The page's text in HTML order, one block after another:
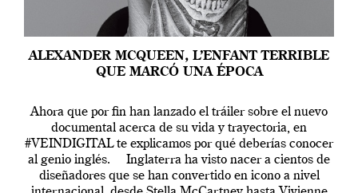
ALEXANDER MCQUEEN, L’ENFANT TERRIBLE
QUE MARCÓ UNA ÉPOCA
Ahora que por fin han lanzado el tráiler sobre el nuevo
documental acerca de su vida y trayectoria, en
#VEINDIGITAL te explicamos por qué deberías conocer
al genio inglés. Inglaterra ha visto nacer a cientos de
diseñadores que se han convertido en icono a nivel